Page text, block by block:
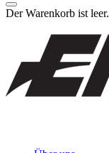
Der Warenkorb ist leer.